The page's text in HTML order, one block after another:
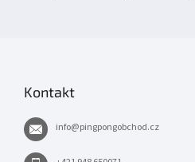
Kontakt
info@pingpongobchod.cz